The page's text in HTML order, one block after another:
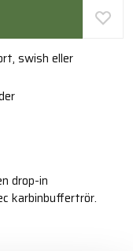
swish eller
drop-in
karbinbuffertrör.